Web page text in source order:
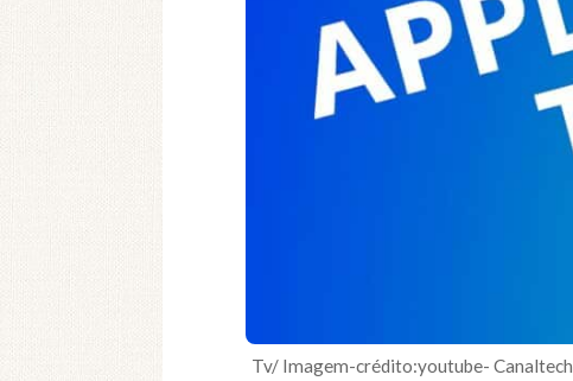
Tv/ Imagem-crédito:youtube- Canaltech